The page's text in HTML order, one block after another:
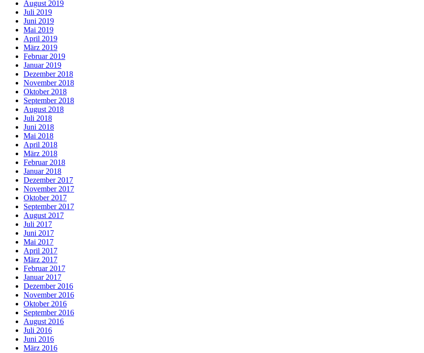
August 2019
Juli 2019
Juni 2019
Mai 2019
April 2019
März 2019
Februar 2019
Januar 2019
Dezember 2018
November 2018
Oktober 2018
September 2018
August 2018
Juli 2018
Juni 2018
Mai 2018
April 2018
März 2018
Februar 2018
Januar 2018
Dezember 2017
November 2017
Oktober 2017
September 2017
August 2017
Juli 2017
Juni 2017
Mai 2017
April 2017
März 2017
Februar 2017
Januar 2017
Dezember 2016
November 2016
Oktober 2016
September 2016
August 2016
Juli 2016
Juni 2016
März 2016